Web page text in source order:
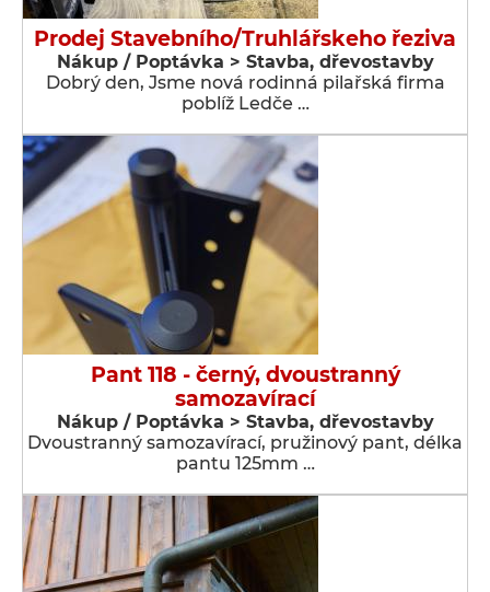
Prodej Stavebního/Truhlářskeho řeziva
Nákup / Poptávka > Stavba, dřevostavby
Dobrý den, Jsme nová rodinná pilařská firma
poblíž Ledče …
Pant 118 - černý, dvoustranný
samozavírací
Nákup / Poptávka > Stavba, dřevostavby
Dvoustranný samozavírací, pružinový pant, délka
pantu 125mm …